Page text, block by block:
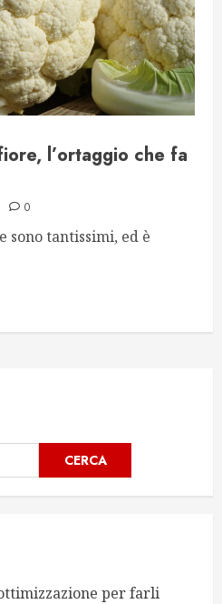
l’ortaggio che fa
0
sono tantissimi, ed è
CERCA
per farli